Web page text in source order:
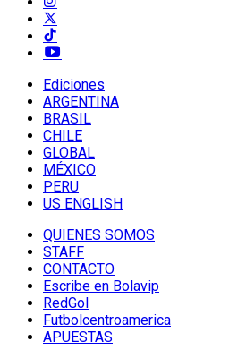
Ediciones
ARGENTINA
BRASIL
CHILE
GLOBAL
MÉXICO
PERU
US ENGLISH
QUIENES SOMOS
STAFF
CONTACTO
Escribe en Bolavip
RedGol
Futbolcentroamerica
APUESTAS